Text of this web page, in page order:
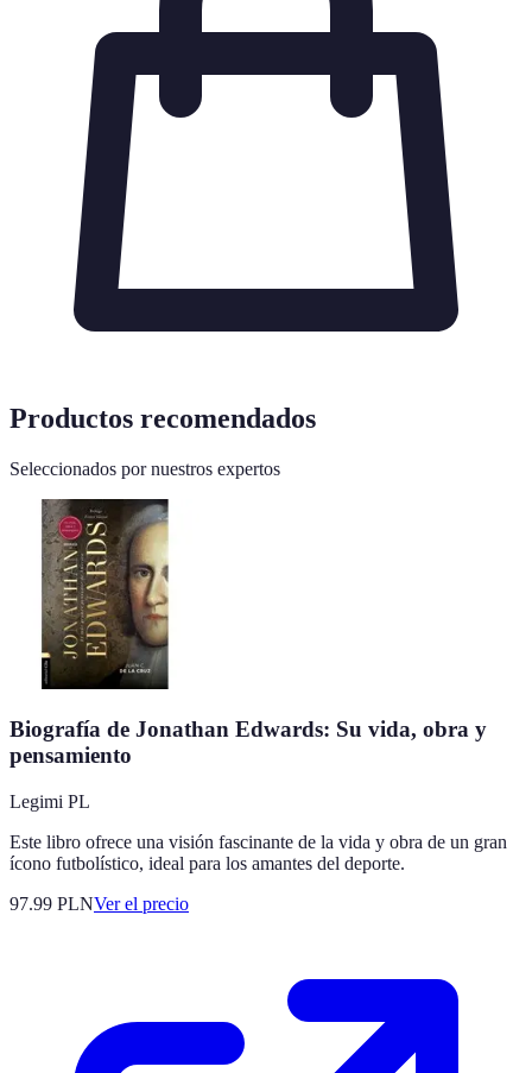
Productos recomendados
Seleccionados por nuestros expertos
Biografía de Jonathan Edwards: Su vida, obra y
pensamiento
Legimi PL
Este libro ofrece una visión fascinante de la vida y obra de un gran
ícono futbolístico, ideal para los amantes del deporte.
97.99 PLNVer el precio